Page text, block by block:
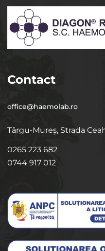
Contact
office@haemolab.ro
Târgu-Mureș, Strada
0265 223 682
0744 917 012